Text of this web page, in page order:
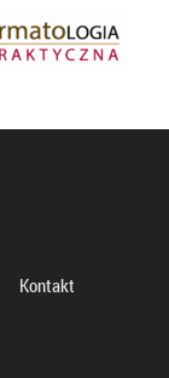
Kontakt